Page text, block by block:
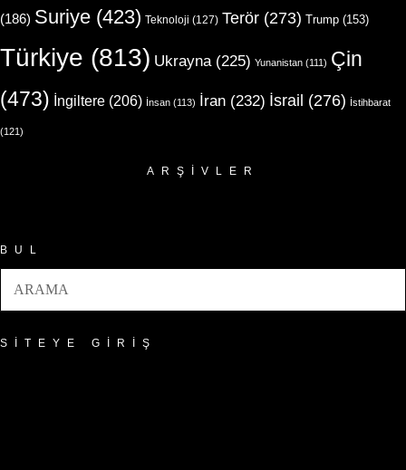
(186) Suriye (423) Teknoloji (127) Terör (273) Trump (153)
Türkiye (813) Ukrayna(225) Yunanistan (111) Çin
(473) İngiltere (206) İnsan (113) İran (232) İsrail (276) İstihbarat
(121)
ARŞIVLER
BUL
SITEYE GIRIŞ